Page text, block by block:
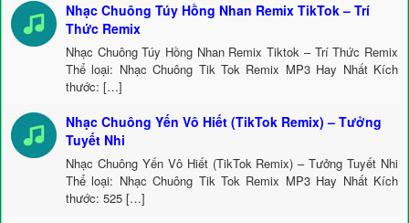
Nhạc Chuông Túy Hồng Nhan Remix TikTok – Trí
Thức Remix
Nhạc Chuông Túy Hồng Nhan Remix Tiktok – Trí Thức Remix
Thể loại: Nhạc Chuông Tik Tok Remix MP3 Hay Nhất Kích
thước: […]
Nhạc Chuông Yến Vô Hiết (TikTok Remix) – Tưởng
Tuyết Nhi
Nhạc Chuông Yến Vô Hiết (TikTok Remix) – Tưởng Tuyết Nhi
Thể loại: Nhạc Chuông Tik Tok Remix MP3 Hay Nhất Kích
thước: 525 […]